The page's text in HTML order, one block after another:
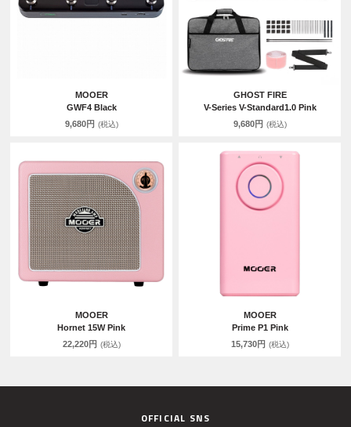
MOOER
GWF4 Black
9,680円 (税込)
GHOST FIRE
V-Series V-Standard1.0 Pink
9,680円 (税込)
MOOER
Hornet 15W Pink
22,220円 (税込)
MOOER
Prime P1 Pink
15,730円 (税込)
OFFICIAL SNS